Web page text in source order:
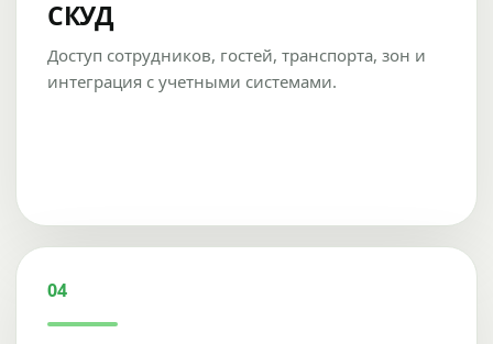
СКУД
Доступ сотрудников, гостей, транспорта, зон и
интеграция с учетными системами.
04